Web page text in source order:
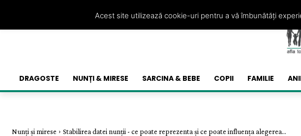
DRAGOSTE NUNȚI & MIRESE SARCINA & BEBE COPII FAMILIE
Nunți și mirese Stabilirea datei nunții - ce poate reprezenta și ce poate influența alegerea...
Acest site utilizează cookie-uri pentru a vă îmbunătăți